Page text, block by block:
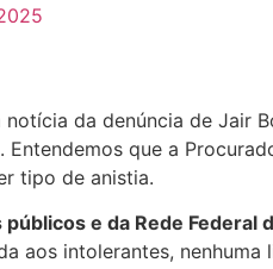
notícia da denúncia de
que a
tipo de anistia.
e da Rede
aos intolerantes,